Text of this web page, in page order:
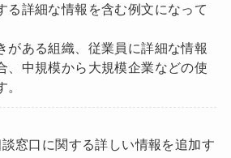
る詳細な情報を含む例文になって
がある組織、従業員に詳細な情報
、中規模から大規模企業などの使
。
窓口に関する詳しい情報を追加す